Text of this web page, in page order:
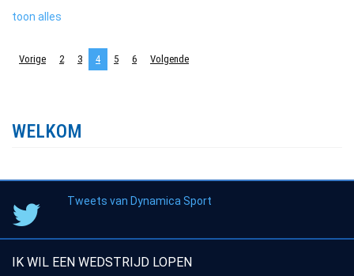
toon alles
Vorige 2 3 4 5 6 Volgende
WELKOM
Tweets van Dynamica Sport
IK WIL EEN WEDSTRIJD LOPEN